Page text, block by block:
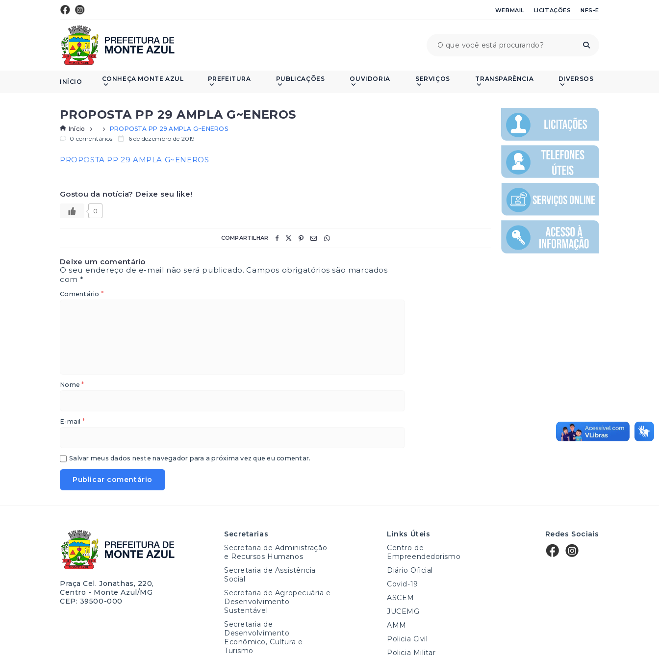
WEBMAIL LICITAÇÕES NFS-E
INÍCIO CONHEÇA MONTE AZUL PREFEITURA PUBLICAÇÕES OUVIDORIA SERVIÇOS TRANSPARÊNCIA DIVERSOS
PROPOSTA PP 29 AMPLA G~ENEROS
Início
PROPOSTA PP 29 AMPLA G~ENEROS
0 comentários
6 de dezembro de 2019
PROPOSTA PP 29 AMPLA G~ENEROS
Gostou da notícia? Deixe seu like!
0
COMPARTILHAR
Deixe um comentário
O seu endereço de e-mail não será publicado. Campos obrigatórios são marcados
com*
Comentário *
Nome*
E-mail *
Salvar meus dados neste navegador para a próxima vez que eu comentar.
Praça Cel. Jonathas, 220,
Centro - Monte Azul/MG
CEP: 39500-000
Secretarias
Secretaria de Administração
e Recursos Humanos
Secretaria de Assistência
Social
Secretaria de Agropecuária e
Desenvolvimento
Sustentável
Secretaria de
Desenvolvimento
Econômico, Cultura e
Turismo
Links Úteis
Centro de
Empreendedorismo
Diário Oficial
Covid-19
ASCEM
JUCEMG
AMM
Policia Civil
Policia Militar
Redes Sociais